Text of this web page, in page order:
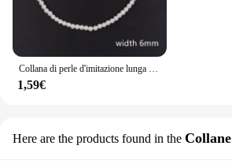
Collana di perle d'imitazione lunga transfrontaliera unisex temperamento di lusso leggero versatile catena del collo gioielli all'ingrosso
1,59€
Here are the products found in the Collane